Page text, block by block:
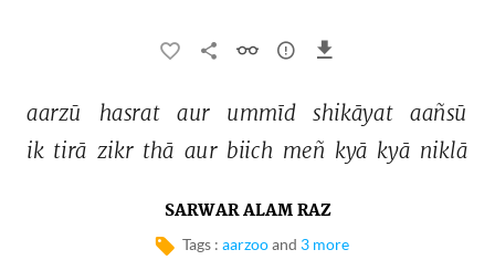
aarzū hasrat aur ummīd shikāyat
aañsū
ik tirā zikr thā aur biich meñ kyā kyā niklā
SARWAR ALAM RAZ
Tags : aarzoo and 3 more